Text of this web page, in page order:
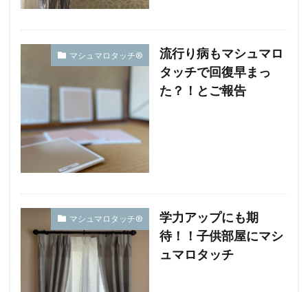
マシュマロタッチ®︎
流行り病もマシュマロ
タッチで回復早まっ
た？！とご報告
マシュマロタッチ®︎
学力アップにも期
待！！子供部屋にマシ
ュマロタッチ